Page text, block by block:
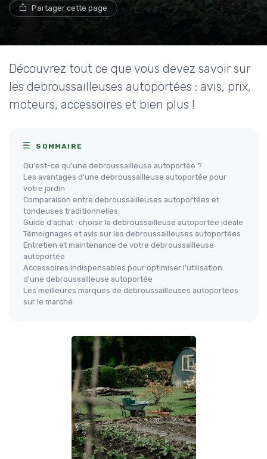
Partager cette page
Découvrez tout ce que vous devez savoir sur
les debroussailleuses autoportées : avis, prix,
moteurs, accessoires et bien plus !
SOMMAIRE
Qu'est-ce qu'une debroussailleuse autoportée ?
Les avantages d'une debroussailleuse autoportée pour
votre jardin
Comparaison entre debroussailleuses autoportées et
tondeuses traditionnelles
Guide d'achat : choisir la debroussailleuse autoportée idéale
Témoignages et avis sur les debroussailleuses autoportées
Entretien et maintenance de votre debroussailleuse
autoportée
Accessoires indispensables pour optimiser l'utilisation
d'une debroussailleuse autoportée
Les meilleures marques de debroussailleuses autoportées
sur le marché